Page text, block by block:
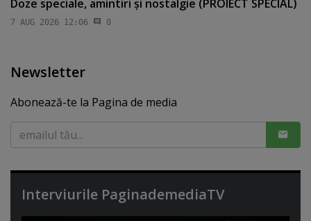
Doze speciale, amintiri şi nostalgie (PROIECT SPECIAL)
7 AUG 2026 12:06 0
Newsletter
Abonează-te la Pagina de media
Interviurile PaginademediaTV